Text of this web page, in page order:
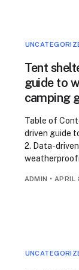
Tent
guide to
camping
Table of
driven guide
2. Data-
ADMIN • APRIL